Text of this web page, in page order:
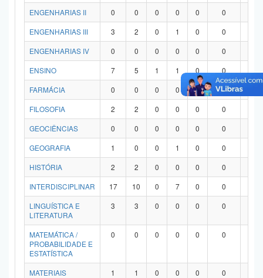
ENGENHARIAS II
0 0 0 0 0 0
ENGENHARIAS III
3 2 0 1 0 0
ENGENHARIAS IV
0 0 0 0 0 0
ENSINO
7 5 1 1 0 0
FARMÁCIA
0 0 0 0 0 0
FILOSOFIA
2 2 0 0 0 0
GEOCIÊNCIAS
0 0 0 0 0 0
GEOGRAFIA
1 0 0 1 0 0
HISTÓRIA
2 2 0 0 0 0
INTERDISCIPLINAR
17 10 0 7 0 0
LINGUÍSTICA E
LITERATURA
3 3 0 0 0 0
MATEMÁTICA /
PROBABILIDADE E
ESTATÍSTICA
0 0 0 0 0 0
MATERIAIS 1 1 0 0 0 0